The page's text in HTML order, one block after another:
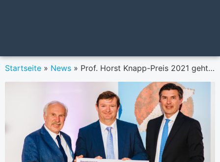
Startseite » News » Prof. Horst Knapp-Preis 2021 geht an Gerhard Hofer von „Die Presse”